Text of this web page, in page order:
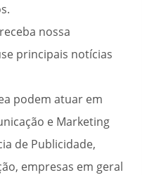
nossa
principais notícias
podem atuar em
e Marketing
de Publicidade,
empresas em geral